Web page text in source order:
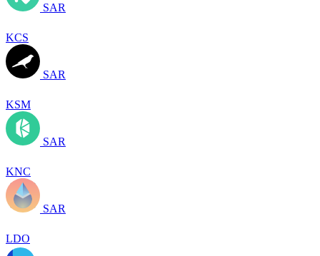
SAR
KCS
SAR
KSM
SAR
KNC
SAR
LDO